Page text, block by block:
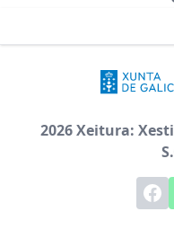
2026 Xeitura: